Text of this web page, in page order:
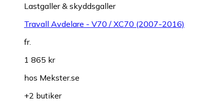
Lastgaller & skyddsgaller
Travall Avdelare - V70 / XC70 (2007-2016)
fr.
1 865 kr
hos Mekster.se
+2 butiker